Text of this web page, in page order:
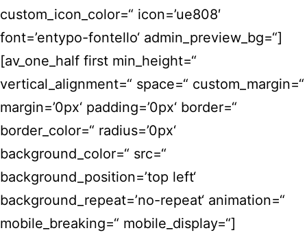
custom_icon_color=“ icon=’ue808′
font=’entypo-fontello‘ admin_preview_bg=“]
[av_one_half first min_height=“
vertical_alignment=“ space=“ custom_margin=“
margin=’0px‘ padding=’0px‘ border=“
border_color=“ radius=’0px‘
background_color=“ src=“
background_position=’top left‘
background_repeat=’no-repeat‘ animation=“
mobile_breaking=“ mobile_display=“]